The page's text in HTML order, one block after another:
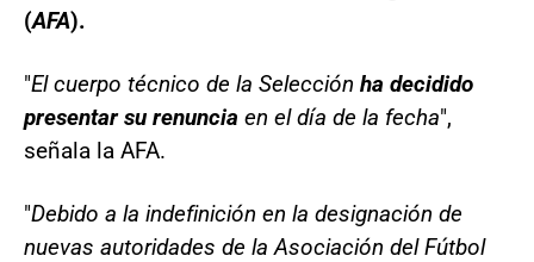
(AFA).
"El cuerpo técnico de la Selección ha decidido
presentar su renuncia en el día de la fecha",
señala la AFA.
"Debido a la indefinición en la designación de
nuevas autoridades de la Asociación del Fútbol